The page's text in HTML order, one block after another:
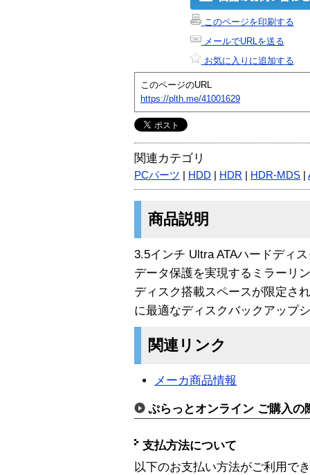
このページを印刷する
メールでURLを送る
お気に入りに追加する
このページのURL
https://plth.me/41001629
関連カテゴリ
PCパーツ HDD HDR HDR-MDS
商品説明
3.5インチ Ultra ATAハードディ
データ保護を実現するミラーリ
ディスク搭載スペースが限定さ
に最適なディスクバックアップ
関連リンク
メーカ商品情報
ぷらっとオンライン ご購入の
支払方法について
以下のお支払い方法がご利用で